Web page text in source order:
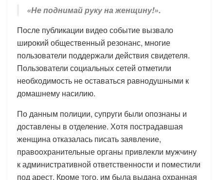
«Не поднимай руку на женщину!».
После публикации видео событие вызвало
широкий общественный резонанс, многие
пользователи поддержали действия свидетеля.
Пользователи социальных сетей отметили
необходимость не оставаться равнодушными к
домашнему насилию.
По данным полиции, супруги были опознаны и
доставлены в отделение. Хотя пострадавшая
женщина отказалась писать заявление,
правоохранительные органы привлекли мужчину
к административной ответственности и поместили
под арест. Кроме того, им была выдана охранная